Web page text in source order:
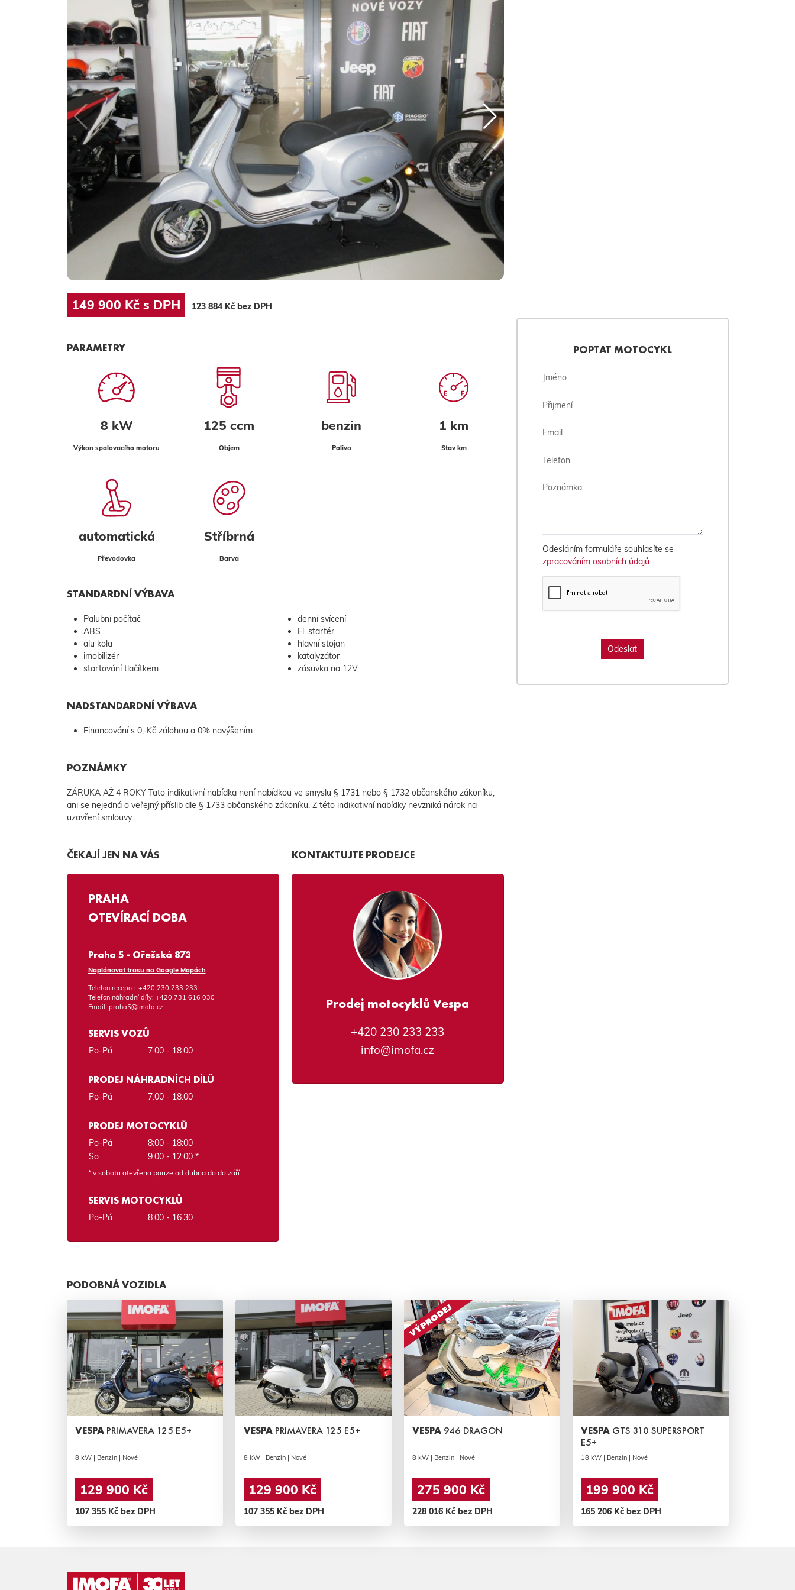
149 900 Kč s DPH 123 884 Kč bez DPH
PARAMETRY
8 kW
Výkon spalovacího motoru
125 ccm
Objem
benzin
Palivo
1 km
Stav km
automatická
Převodovka
Stříbrná
Barva
STANDARDNÍ VÝBAVA
Palubní počítač
ABS
alu kola
imobilizér
startování tlačítkem
denní svícení
El. startér
hlavní stojan
katalyzátor
zásuvka na 12V
NADSTANDARDNÍ VÝBAVA
Financování s 0,-Kč zálohou a 0% navýšením
POZNÁMKY
ZÁRUKA AŽ 4 ROKY Tato indikativní nabídka není nabídkou ve smyslu § 1731 nebo § 1732 občanského zákoníku,
ani se nejedná o veřejný příslib dle § 1733 občanského zákoníku. Z této indikativní nabídky nevzniká nárok na
uzavření smlouvy.
ČEKAJÍ JEN NA VÁS
PRAHA
OTEVÍRACÍ DOBA
Praha 5 - Ořešská 873
Naplánovat trasu na Google Mapách
Telefon recepce: +420 230 233 233
Telefon náhradní díly: +420 731 616 030
Email: praha5@imofa.cz
SERVIS VOZŮ
Po-Pá 7:00 - 18:00
PRODEJ NÁHRADNÍCH DÍLŮ
Po-Pá 7:00 - 18:00
PRODEJ MOTOCYKLŮ
Po-Pá
8:00 - 18:00
So
9:00 - 12:00 *
* v sobotu otevřeno pouze od dubna do do září
SERVIS MOTOCYKLŮ
Po-Pá 8:00 - 16:30
KONTAKTUJTE PRODEJCE
Prodej motocyklů Vespa
+420 230 233 233
info@imofa.cz
POPTAT MOTOCYKL
Odesláním formuláře souhlasíte se
zpracováním osobních údajů.
PODOBNÁ VOZIDLA
VESPA PRIMAVERA 125 E5+
8 kW | Benzin | Nové
129 900 Kč
107 355 Kč bez DPH
VESPA PRIMAVERA 125 E5+
8 kW | Benzin | Nové
129 900 Kč
107 355 Kč bez DPH
VESPA 946 DRAGON
8 kW | Benzin | Nové
275 900 Kč
228 016 Kč bez DPH
VESPA GTS 310 SUPERSPORT
E5+
18 kW | Benzin | Nové
199 900 Kč
165 206 Kč bez DPH